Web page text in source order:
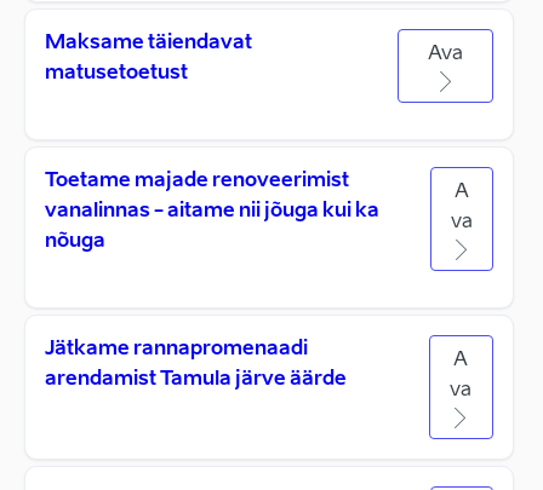
Maksame täiendavat
matusetoetust
Ava
Toetame majade renoveerimist
vanalinnas - aitame nii jõuga kui ka
nõuga
A
va
Jätkame rannapromenaadi
arendamist Tamula järve äärde
A
va